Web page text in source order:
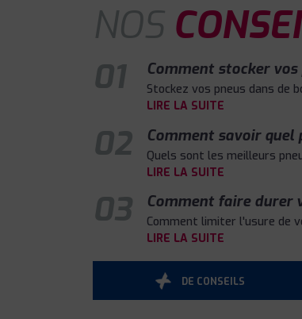
NOS
01 Comment stocker vos
Stockez vos pneus dans de
LIRE LA SUITE
02 Comment savoir quel
Quels sont les meilleurs
LIRE LA SUITE
03 Comment faire durer
Comment limiter l'usure de
LIRE LA SUITE
DE CONSEILS